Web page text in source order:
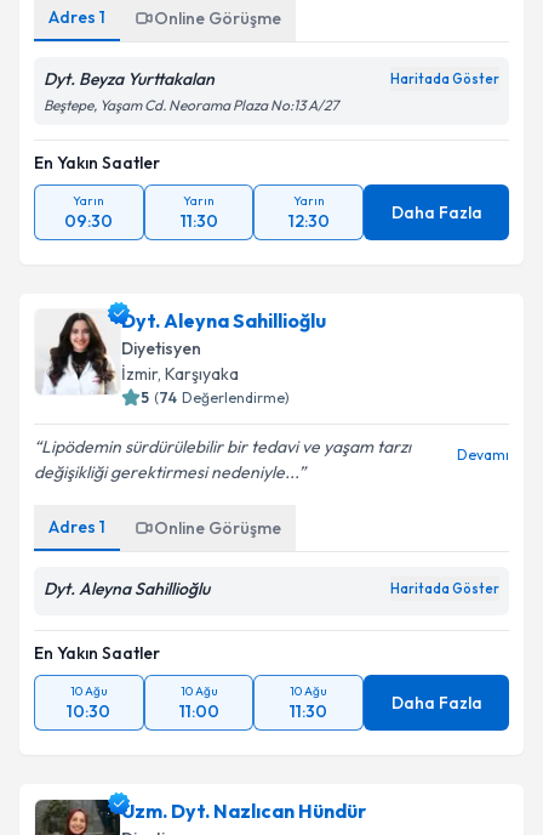
Adres 1 Online Görüşme
Dyt. Beyza Yurttakalan
Beştepe, Yaşam Cd. Neorama Plaza No:13 A/27
En Yakın Saatler
Yarın
09:30
Yarın
11:30
Yarın
12:30 Daha Fazla
Dyt. Aleyna Sahillioğlu
Diyetisyen
İzmir,Karşıyaka
( Değerlendirme)
Lipödemin sürdürülebilir bir tedavi ve yaşam tarzı
değişikliği gerektirmesi nedeniyle...
Adres 1 Online Görüşme
Dyt. Aleyna Sahillioğlu
En Yakın Saatler
10 Ağu
10:30
10 Ağu
11:00
10 Ağu
11:30 Daha Fazla
Uzm. Dyt. Nazlıcan Hündür